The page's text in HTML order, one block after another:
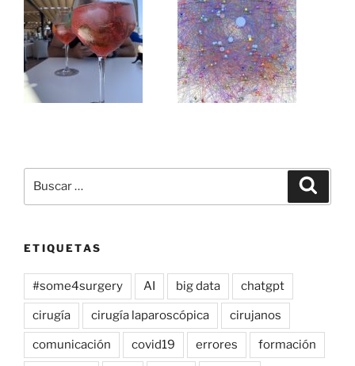
por:
ETIQUETAS
#some4surgery AI big data chatgpt
cirugía cirugía laparoscópica cirujanos
comunicación covid19 errores formación